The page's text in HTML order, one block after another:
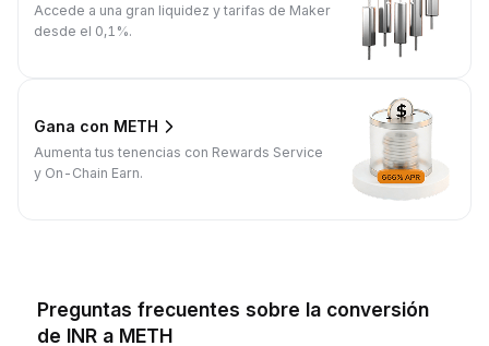
Accede a una gran liquidez y tarifas de Maker
desde el 0,1%.
Gana con METH
Aumenta tus tenencias con Rewards Service
y On-Chain Earn.
Preguntas frecuentes sobre la conversión
de INR a METH